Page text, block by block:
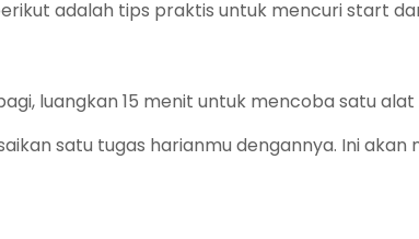
adalah tips praktis untuk mencuristart
luangkan 15 menit untuk mencoba satu
satu tugas harianmu dengannya. Ini akan